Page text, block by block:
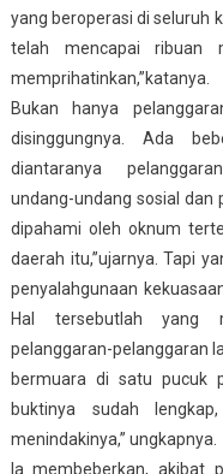
yang beroperasi di seluruh
telah mencapai ribuan
memprihatinkan,”katanya.
Bukan hanya
disinggungnya. Ada
diantaranya
undang-undang sosial dan
dipahami oleh oknum
daerah itu,”ujarnya. Tapi
penyalahgunaan
Hal tersebutlah yang
pelanggaran-pelanggaran
bermuara di satu pucuk
buktinya sudah
menindakinya,” ungkapnya.
Ia membeberkan, akibat